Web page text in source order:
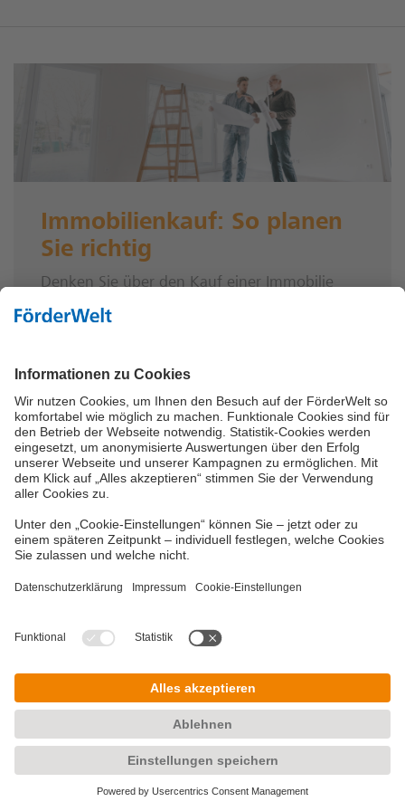
Immobilienkauf: So planen
Sie richtig
Denken Sie über den Kauf einer Immobilie
nach? Dann sollten Sie dieses Vorhaben genau
zahlreiche Stolpersteine. Daher ist eine gute
Planung unerlässlich.
Jetzt mehr erfahren